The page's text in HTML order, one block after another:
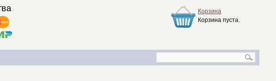
Корзина
Корзина пуста.